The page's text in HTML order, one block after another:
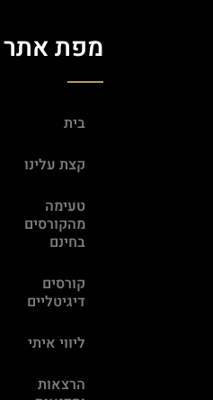
מפת אתר
בית
קצת עלינו
טעימה
מהקורסים
בחינם
קורסים
דיגיטליים
ליווי איתי
הרצאות